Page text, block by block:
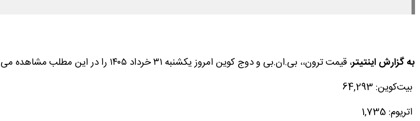
به گزارش اینتیتر، قیمت ترون،، بی.ان.بی و دوج کوین امروز یکشنبه ۳۱ خرداد ۱۴۰۵ را در این مطلب مشاهده می کنید.
بیت‌کوین: 64,293
اتریوم: 1,735